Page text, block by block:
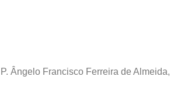
Ângelo Francisco Ferreira de Almeida,